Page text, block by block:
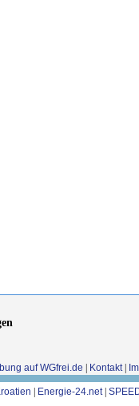
auf WGfrei.de | Kontakt |
| Energie-24.net|